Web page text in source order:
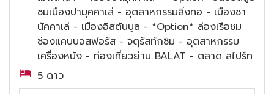
ชมเมืองปามุคคาเล่ - อุตสาหกรรมสิ่งทอ - เมืองชา
นัคคาเล่ - เมืองอิสตันบูล - *Option* ล่องเรือชม
ช่องแคบบอสฟอรัส - จตุรัสทักซิม - อุตสาหกรรม
เครื่องหนัง - ท่องเที่ยวย่าน BALAT - ตลาด สไปร์ท
5 ดาว